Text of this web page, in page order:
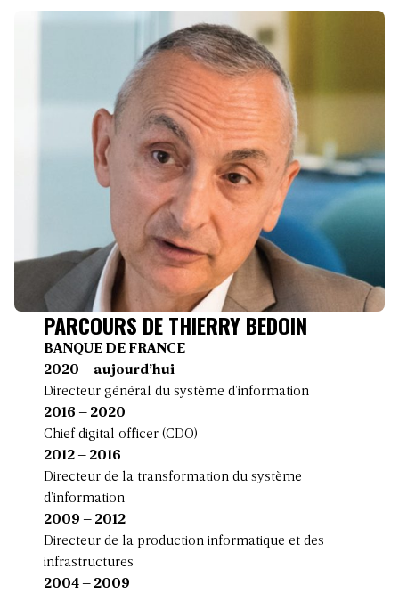
PARCOURS DE THIERRY BEDOIN
BANQUE DE FRANCE
2020 – aujourd’hui
Directeur général du système d’information
2016 – 2020
Chief digital officer (CDO)
2012 – 2016
Directeur de la transformation du système
d’information
2009 – 2012
Directeur de la production informatique et des
infrastructures
2004 – 2009